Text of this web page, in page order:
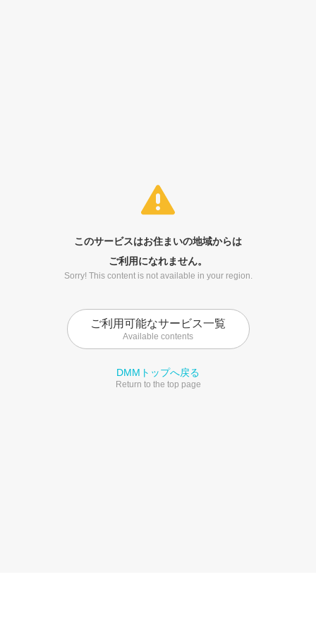
このサービスはお住まいの地域からは
ご利用になれません。
Sorry! This content is not available in your region.
ご利用可能なサービス一覧
Available contents
DMMトップへ戻る
Return to the top page